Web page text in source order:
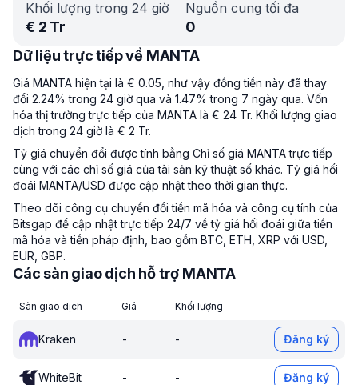
Khối lượng trong 24 giờ
€ 2 Tr
Nguồn cung tối đa
0
Dữ liệu trực tiếp về MANTA
Giá MANTA hiện tại là € 0.05, như vậy đồng tiền này đã thay
đổi 2.24% trong 24 giờ qua và 1.47% trong 7 ngày qua. Vốn
hóa thị trường trực tiếp của MANTA là € 24 Tr. Khối lượng giao
dịch trong 24 giờ là € 2 Tr.
Tỷ giá chuyển đổi được tính bằng Chỉ số giá MANTA trực tiếp
cùng với các chỉ số giá của tài sản kỹ thuật số khác. Tỷ giá hối
đoái MANTA/USD được cập nhật theo thời gian thực.
Theo dõi công cụ chuyển đổi tiền mã hóa và công cụ tính của
Bitsgap để cập nhật trực tiếp 24/7 về tỷ giá hối đoái giữa tiền
mã hóa và tiền pháp định, bao gồm BTC, ETH, XRP với USD,
EUR, GBP.
Các sàn giao dịch hỗ trợ MANTA
Sàn giao dịch Giá Khối lượng
Kraken - - Đăng ký
WhiteBit - - Đăng ký